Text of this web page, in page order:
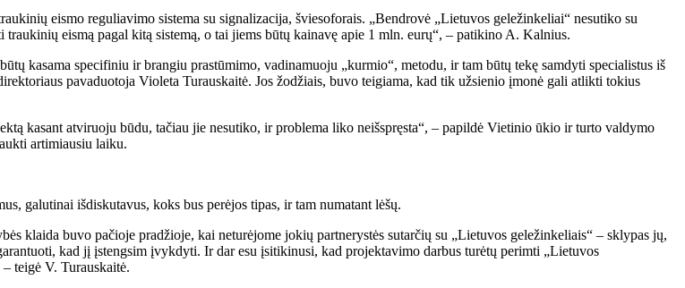
eismo reguliavimo sistema su signalizacija, šviesoforais. „Bendrovė „Lietuvos geležinkeliai“ nesutiko su
eismą pagal kitą sistemą, o tai jiems būtų kainavę apie 1 mln. eurų“, – patikino A. Kalnius.
kasama specifiniu ir brangiu prastūmimo, vadinamuoju „kurmio“, metodu, ir tam būtų tekę samdyti specialistus iš
pavaduotoja Violeta Turauskaitė. Jos žodžiais, buvo teigiama, kad tik užsienio įmonė gali atlikti tokius
kasant atviruoju būdu, tačiau jie nesutiko, ir problema liko neišspręsta“, – papildė Vietinio ūkio ir turto valdymo
artimiausiu laiku.
galutinai išdiskutavus, koks bus perėjos tipas, ir tam numatant lėšų.
klaida buvo pačioje pradžioje, kai neturėjome jokių partnerystės sutarčių su „Lietuvos geležinkeliais“ – sklypas jų,
kad jį įstengsim įvykdyti. Ir dar esu įsitikinusi, kad projektavimo darbus turėtų perimti „Lietuvos
teigė V. Turauskaitė.